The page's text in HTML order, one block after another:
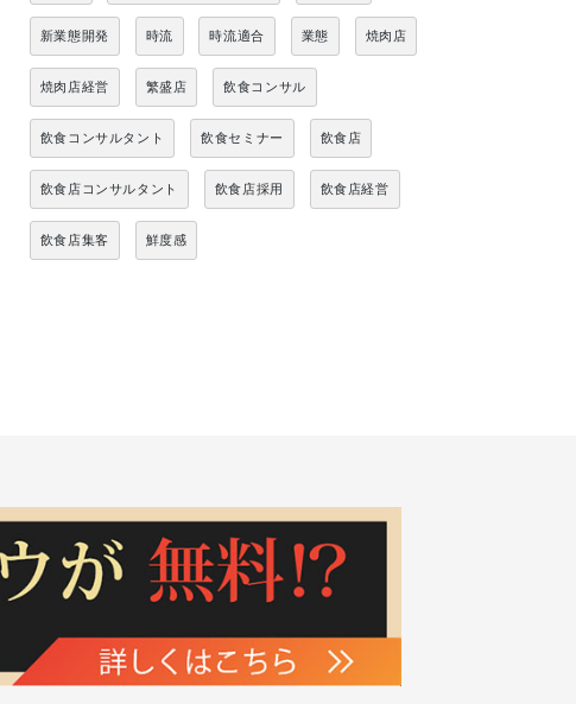
新業態開発 時流 時流適合 業態 焼肉店
焼肉店経営 繁盛店 飲食コンサル
飲食コンサルタント 飲食セミナー 飲食店
飲食店コンサルタント 飲食店採用 飲食店経営
飲食店集客 鮮度感